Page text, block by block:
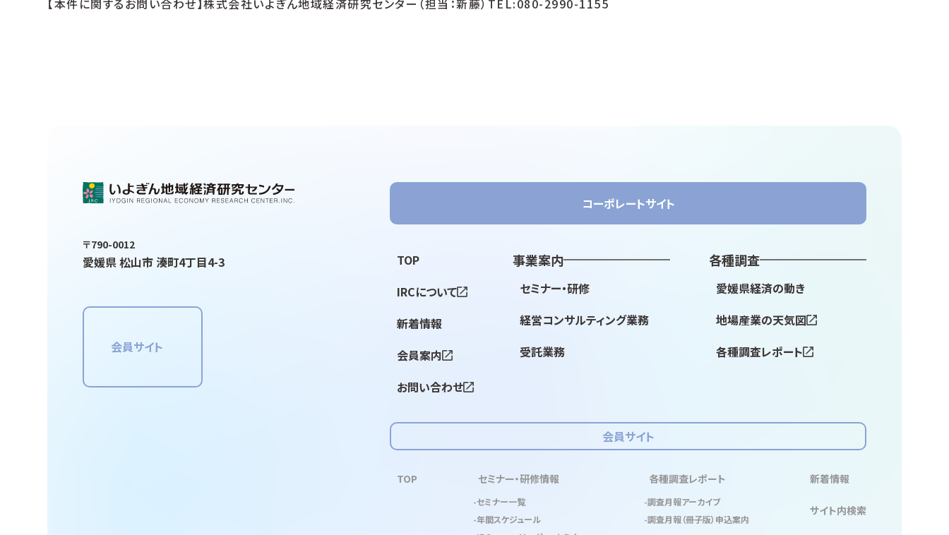
【本件に関するお問い合わせ】株式会社いよぎん地域経済研究センター（担当：新藤）TEL:080-2990-1155
〒790-0012
愛媛県 松山市 湊町4丁目4-3
会員サイト
コーポレートサイト
TOP
IRCについて
新着情報
会員案内
お問い合わせ
事業案内
セミナー・研修
経営コンサルティング業務
受託業務
各種調査
愛媛県経済の動き
地場産業の天気図
各種調査レポート
会員サイト
TOP セミナー・研修情報
セミナー一覧
年間スケジュール
各種調査レポート
調査月報アーカイブ
調査月報（冊子版）申込案内
新着情報
サイト内検索